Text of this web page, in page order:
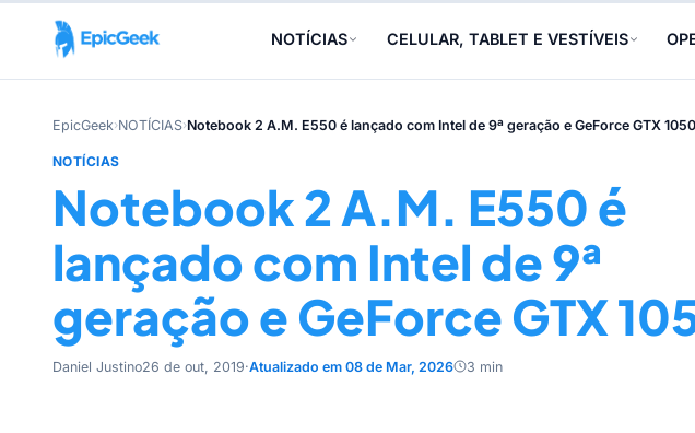
NOTÍCIAS CELULAR, TABLET E VESTÍVEIS
EpicGeek›NOTÍCIAS›Notebook 2 A.M. E550 é lançado com Intel de 9ª geração e GeForce GTX 1050
NOTÍCIAS
Notebook 2 A.M. E550 é
lançado com Intel de 9ª
geração e GeForce GTX
Daniel Justino26 de out, 2019·Atualizado em 08 de Mar, 2026 3 min